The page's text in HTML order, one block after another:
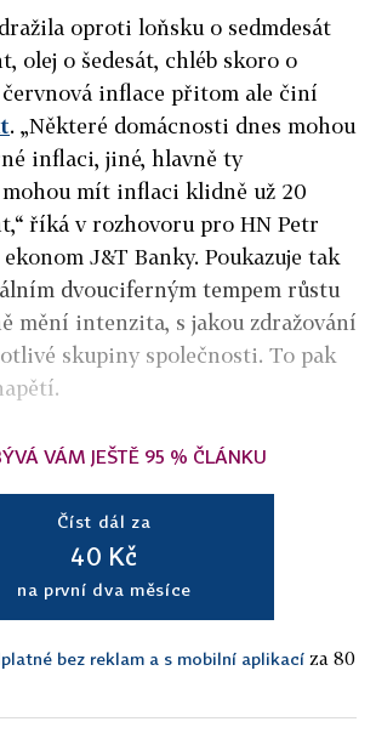
oproti loňsku o sedmdesát
olej o šedesát, chléb skoro o
inflace přitom ale činí
. „Některé domácnosti dnes mohou
inflaci, jiné, hlavně ty
mít inflaci klidně už 20
říká v rozhovoru pro HN Petr
J&T Banky. Poukazuje tak
dvouciferným tempem růstu
mění intenzita, s jakou zdražování
skupiny společnosti. To pak
VÁM JEŠTĚ 95 % ČLÁNKU
Číst dál za
40 Kč
na první dva měsíce
bez reklam a s mobilní aplikací za 80